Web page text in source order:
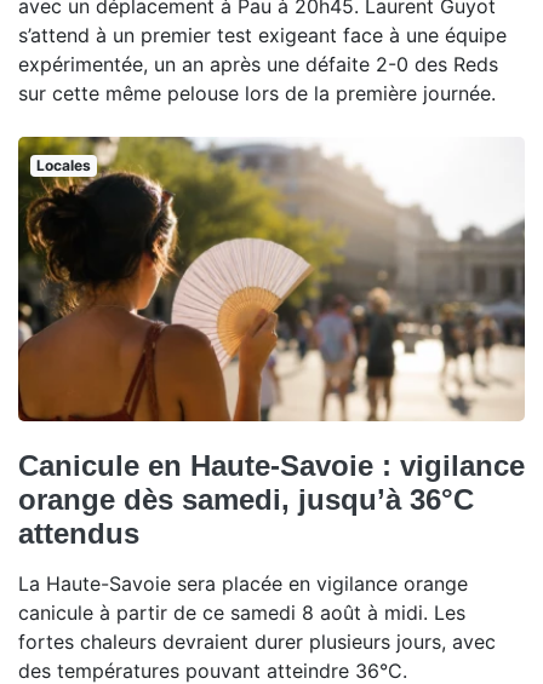
avec un déplacement à Pau à 20h45. Laurent Guyot
s’attend à un premier test exigeant face à une équipe
expérimentée, un an après une défaite 2-0 des Reds
sur cette même pelouse lors de la première journée.
Locales
Canicule en Haute-Savoie : vigilance
orange dès samedi, jusqu’à 36°C
attendus
La Haute-Savoie sera placée en vigilance orange
canicule à partir de ce samedi 8 août à midi. Les
fortes chaleurs devraient durer plusieurs jours, avec
des températures pouvant atteindre 36°C.